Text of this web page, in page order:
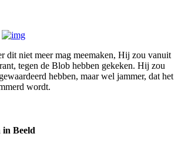
dit niet meer mag meemaken, Hij zou vanuit
tegen de Blob hebben gekeken. Hij zou
hebben, maar wel jammer, dat het
wordt.
Beeld